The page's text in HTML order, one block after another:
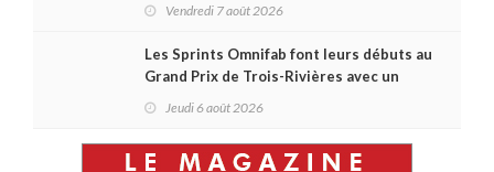
Vendredi 7 août 2026
Les Sprints Omnifab font leurs débuts au
Grand Prix de Trois-Rivières avec un
Jeudi 6 août 2026